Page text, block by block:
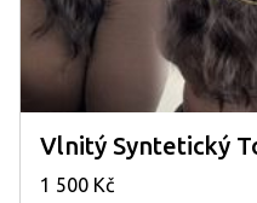
Vlnitý Syntetický
1 500 Kč